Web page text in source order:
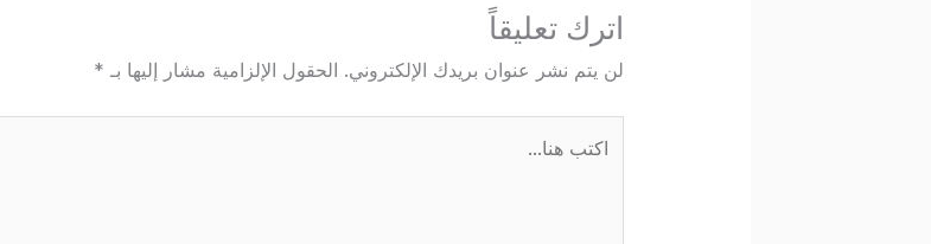
اترك تعليقاً
لن يتم نشر عنوان بريدك الإلكتروني. الحقول الإلزامية مشار إليها بـ *